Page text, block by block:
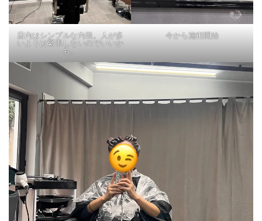
店内はシンプルな内装。人が多
いよりは緊張しないのでいいか
も。
今から施術開始